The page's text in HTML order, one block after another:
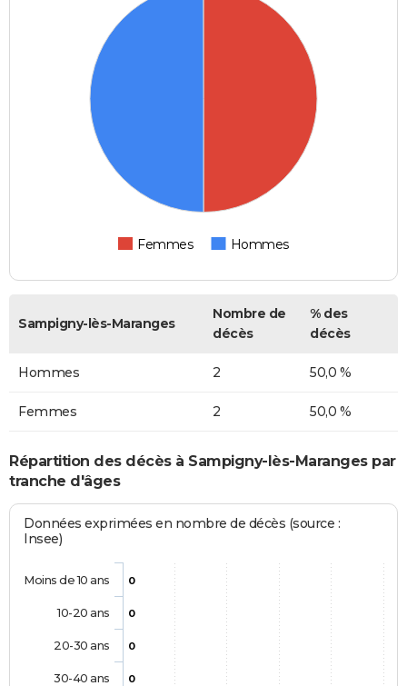
Femmes Hommes
Sampigny-lès-Maranges
Nombre de
décès
% des
décès
Hommes 2 50,0 %
Femmes 2 50,0 %
Répartition des décès à Sampigny-lès-Maranges par
tranche d'âges
Données exprimées en nombre de décès (source :
Insee)
0
0
0
0
Moins de 10 ans
10-20 ans
20-30 ans
30-40 ans